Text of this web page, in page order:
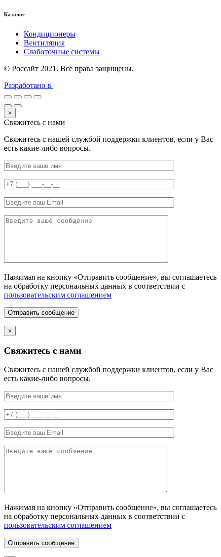
Каталог
Кондиционеры
Вентиляция
Слаботочные системы
© Россайт 2021. Все права защищены.
Разработано в
×
Свяжитесь с нами
Свяжитесь с нашей службой поддержки клиентов, если у Вас
есть какие-либо вопросы.
Нажимая на кнопку «Отправить сообщение», вы соглашаетесь
на обработку персональных данных в соответствии с
пользовательским соглашением
Отправить сообщение
×
Свяжитесь с нами
Свяжитесь с нашей службой поддержки клиентов, если у Вас
есть какие-либо вопросы.
Нажимая на кнопку «Отправить сообщение», вы соглашаетесь
на обработку персональных данных в соответствии с
пользовательским соглашением
Отправить сообщение